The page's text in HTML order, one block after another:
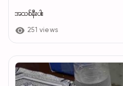
အသစ်နီးပါး
251 views